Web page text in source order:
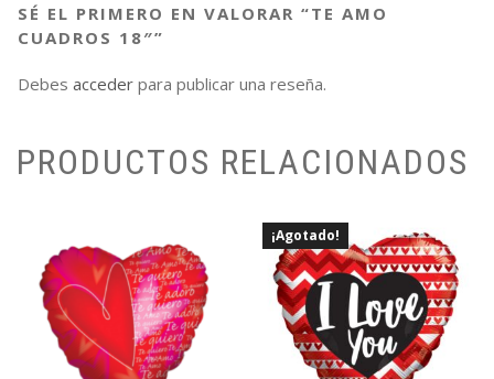
SÉ EL PRIMERO EN VALORAR “TE AMO
CUADROS 18″”
Debes acceder para publicar una reseña.
PRODUCTOS RELACIONADOS
¡Agotado!